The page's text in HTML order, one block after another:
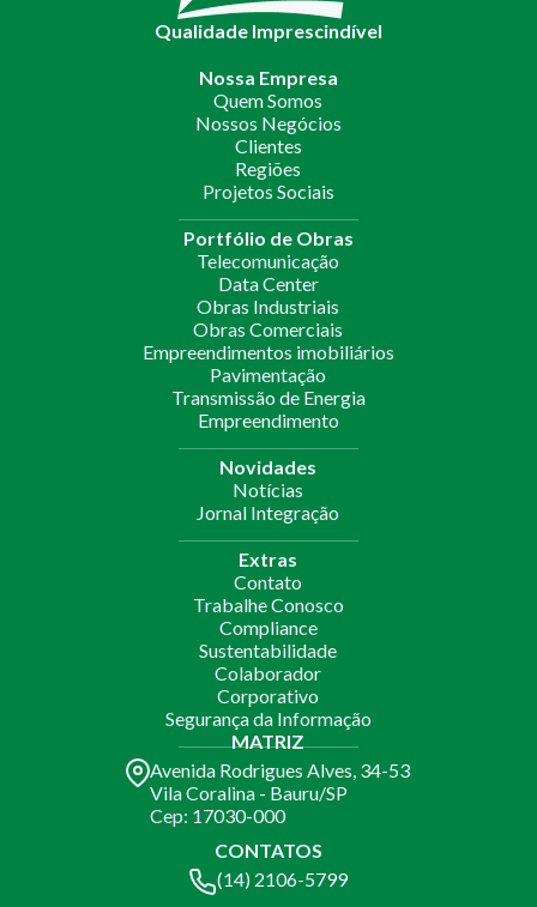
Qualidade Imprescindível
Nossa Empresa
Quem Somos
Nossos Negócios
Clientes
Regiões
Projetos Sociais
Portfólio de Obras
Telecomunicação
Data Center
Obras Industriais
Obras Comerciais
Empreendimentos imobiliários
Pavimentação
Transmissão de Energia
Empreendimento
Novidades
Notícias
Jornal Integração
Extras
Contato
Trabalhe Conosco
Compliance
Sustentabilidade
Colaborador
Corporativo
Segurança da Informação
MATRIZ
Avenida Rodrigues Alves, 34-53
Vila Coralina - Bauru/SP
Cep: 17030-000
CONTATOS
(14) 2106-5799